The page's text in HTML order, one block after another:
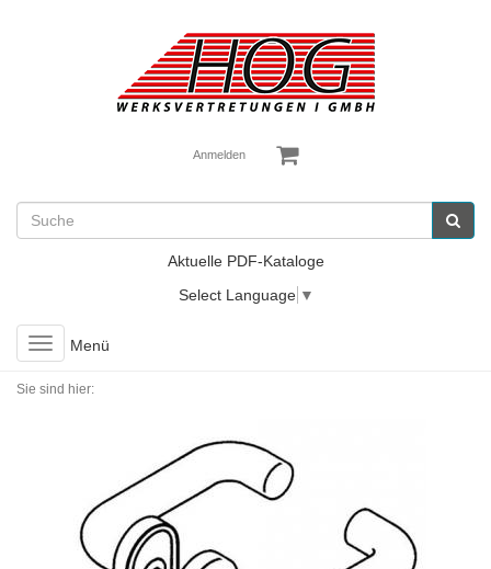
Anmelden
Aktuelle PDF-Kataloge
Select Language ▼
Toggle
navigation
Menü
Sie sind hier: